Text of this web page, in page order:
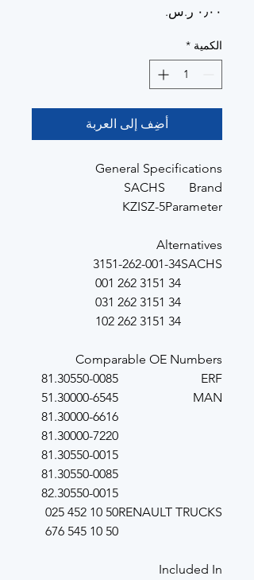
الكمية *
أضِف إلى العربة
General Specifications
Brand
SACHS
Parameter
KZISZ-5
Alternatives
SACHS
3151-262-001-34
34 3151 262 001
34 3151 262 031
34 3151 262 102
Comparable OE Numbers
ERF
81.30550-0085
MAN
51.30000-6545
81.30000-6616
81.30000-7220
81.30550-0015
81.30550-0085
82.30550-0015
RENAULT TRUCKS
50 10 452 025
50 10 545 676
Included In